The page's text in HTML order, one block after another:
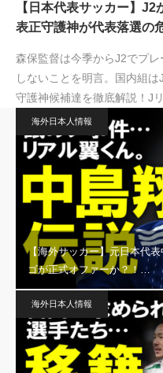
【日本代表サッカー】
表正守護神が代表落選の
森保監督は今季からJ2でプ
しないことを明言。国内組
守護神候補達を徹底解説！J
海外日本人情報
【海外サッカー】元日本代
ゴが正式オファーか？！…
海外日本人情報